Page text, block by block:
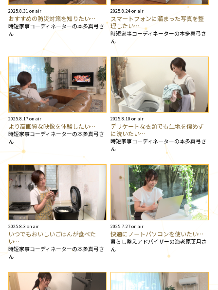
2025.8.31 on air
おすすめの防災対策を知りたい…
時短家事コーディネーターの本多真弓さ
ん
2025.8.24 on air
スマートフォンに溜まった写真を整
理したい…
時短家事コーディネーターの本多真弓さ
ん
2025.8.17 on air
より高画質な映像を体験したい…
時短家事コーディネーターの本多真弓さ
ん
2025.8.10 on air
デリケートな衣類でも生地を傷めず
に洗いたい…
時短家事コーディネーターの本多真弓さ
ん
2025.8.3 on air
いつでもおいしいごはんが食べた
い…
時短家事コーディネーターの本多真弓さ
ん
2025.7.27 on air
快適にノートパソコンを使いたい…
暮らし整えアドバイザーの海老原葉月さ
ん